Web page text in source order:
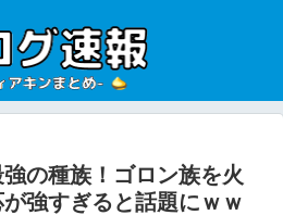
強の種族！ゴロン族を火
強すぎると話題にｗｗ